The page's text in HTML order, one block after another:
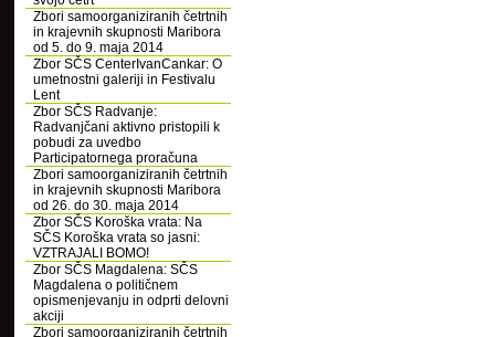
Zbori samoorganiziranih četrtnih
in krajevnih skupnosti Maribora
od 5. do 9. maja 2014
Zbor SČS CenterIvanCankar: O
umetnostni galeriji in Festivalu
Lent
Zbor SČS Radvanje:
Radvanjčani aktivno pristopili k
pobudi za uvedbo
Participatornega proračuna
Zbori samoorganiziranih četrtnih
in krajevnih skupnosti Maribora
od 26. do 30. maja 2014
Zbor SČS Koroška vrata: Na
SČS Koroška vrata so jasni:
VZTRAJALI BOMO!
Zbor SČS Magdalena: SČS
Magdalena o političnem
opismenjevanju in odprti delovni
akciji
Zbori samoorganiziranih četrtnih